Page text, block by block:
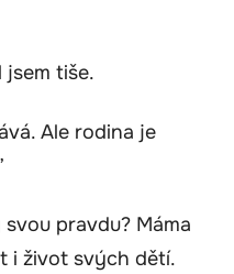
jsem tiše.
Ale rodina je
pravdu? Máma
i život svých dětí.